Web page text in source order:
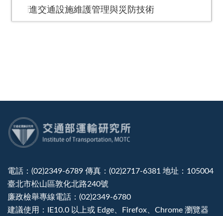
精進交通設施維護管理與災防技術
電話：(02)2349-6789 傳真：(02)2717-6381 地址：105004
臺北市松山區敦化北路240號
廉政檢舉專線電話：(02)2349-6780
建議使用：IE10.0 以上或 Edge、Firefox、Chrome 瀏覽器